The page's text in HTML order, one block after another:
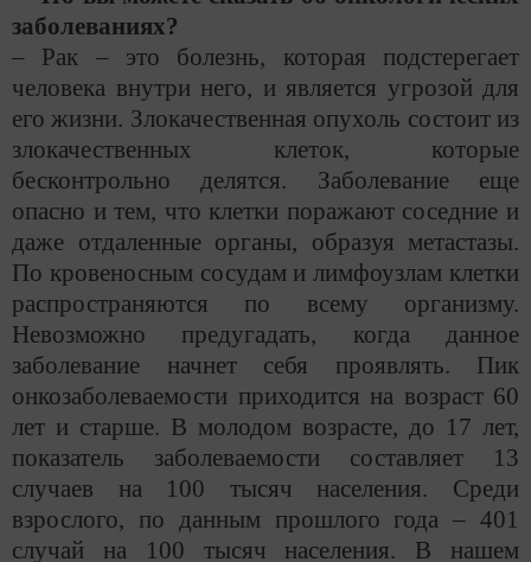
заболеваниях?
– Рак – это болезнь, которая подстерегает
человека внутри него, и является угрозой для
его жизни. Злокачественная опухоль состоит из
злокачественных клеток, которые
бесконтрольно делятся. Заболевание еще
опасно и тем, что клетки поражают соседние и
даже отдаленные органы, образуя метастазы.
По кровеносным сосудам и лимфоузлам клетки
распространяются по всему организму.
Невозможно предугадать, когда данное
заболевание начнет себя проявлять. Пик
онкозаболеваемости приходится на возраст 60
лет и старше. В молодом возрасте, до 17 лет,
показатель заболеваемости составляет 13
случаев на 100 тысяч населения. Среди
взрослого, по данным прошлого года – 401
случай на 100 тысяч населения.
В нашем